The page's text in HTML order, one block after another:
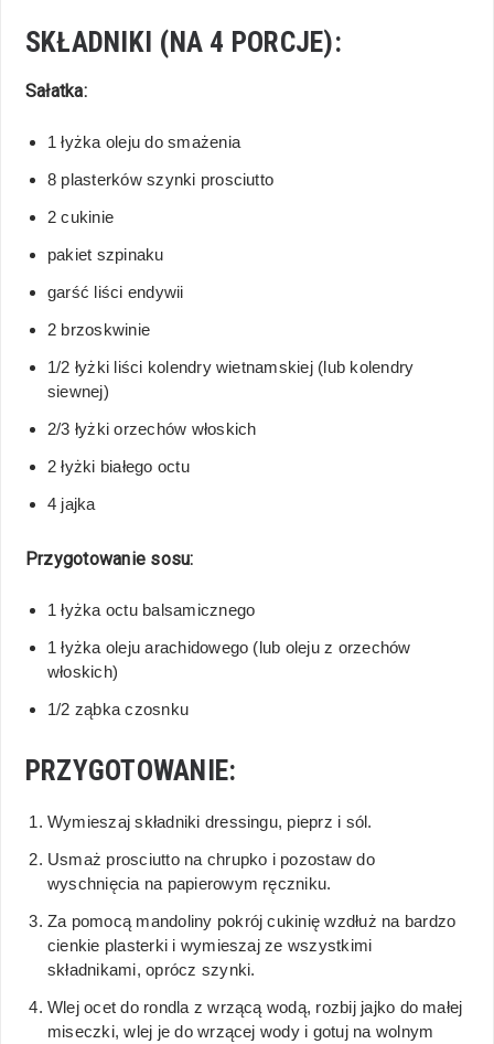
SKŁADNIKI (NA 4 PORCJE):
Sałatka:
1 łyżka oleju do smażenia
8 plasterków szynki prosciutto
2 cukinie
pakiet szpinaku
garść liści endywii
2 brzoskwinie
1/2 łyżki liści kolendry wietnamskiej (lub kolendry
siewnej)
2/3 łyżki orzechów włoskich
2 łyżki białego octu
4 jajka
Przygotowanie sosu:
1 łyżka octu balsamicznego
1 łyżka oleju arachidowego (lub oleju z orzechów
włoskich)
1/2 ząbka czosnku
PRZYGOTOWANIE:
Wymieszaj składniki dressingu, pieprz i sól.
Usmaż prosciutto na chrupko i pozostaw do
wyschnięcia na papierowym ręczniku.
Za pomocą mandoliny pokrój cukinię wzdłuż na bardzo
cienkie plasterki i wymieszaj ze wszystkimi
składnikami, oprócz szynki.
Wlej ocet do rondla z wrzącą wodą, rozbij jajko do małej
miseczki, wlej je do wrzącej wody i gotuj na wolnym